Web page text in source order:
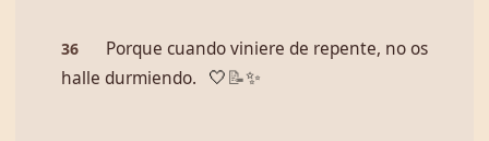
36
Porque cuando viniere de repente, no os
halle durmiendo.
🤍 📝✨